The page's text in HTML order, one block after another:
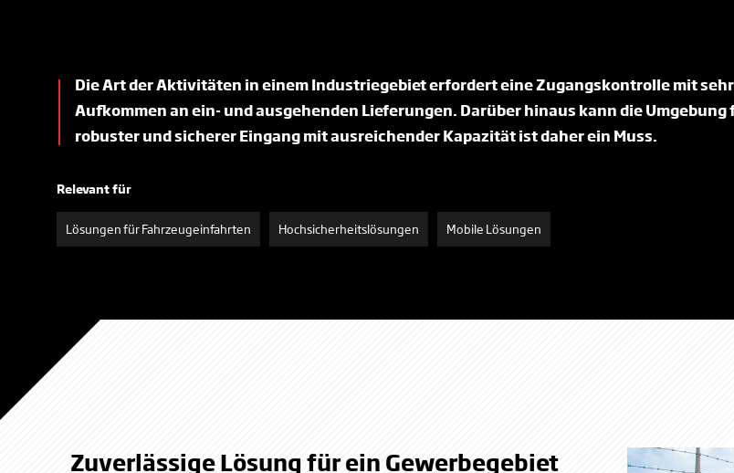
Die Art der Aktivitäten in einem Industriegebiet erfordert eine Zugangskontrolle mit
Aufkommen an ein- und ausgehenden Lieferungen. Darüber hinaus kann die
robuster und sicherer Eingang mit ausreichender Kapazität ist daher ein Muss.
Relevant für
Lösungen für Fahrzeugeinfahrten Hochsicherheitslösungen Mobile Lösungen
Zuverlässige Lösung für ein Gewerbegebiet